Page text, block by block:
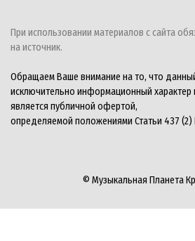
При использовании материалов с сайта
на источник.
Обращаем Ваше внимание на то, что
исключительно информационный характер
является публичной офертой,
определяемой положениями Статьи 437
© Музыкальная Планета